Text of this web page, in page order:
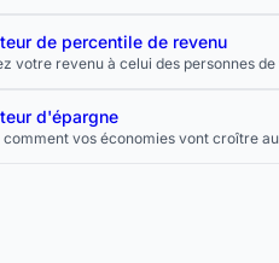
de percentile de revenu
votre revenu à celui des personnes
d'épargne
vos économies vont croître